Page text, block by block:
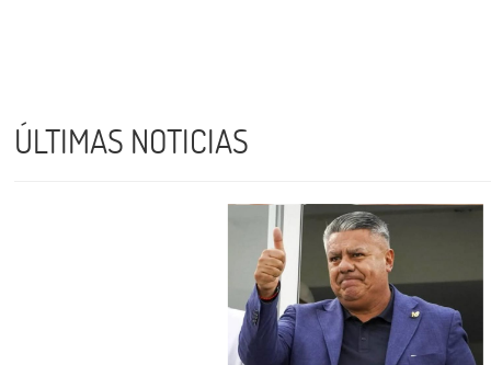
ÚLTIMAS NOTICIAS